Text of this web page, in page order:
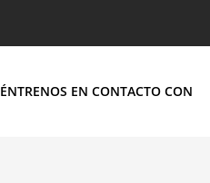
ÉNTRENOS EN CONTACTO CON